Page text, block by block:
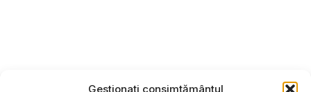
Gestionați consimțământul